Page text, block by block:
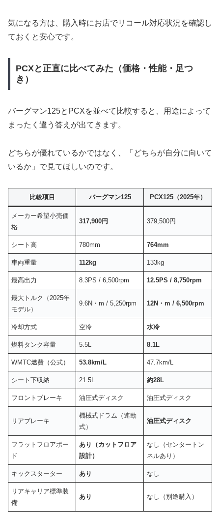
気になる方は、購入時にお店でリコール対応状況を確認し
ておくと安心です。
PCXと正直に比べてみた（価格・性能・足つ
き）
バーグマン125とPCXを並べて比較すると、用途によって
まったく違う答えが出てきます。
どちらが優れているかではなく、「どちらが自分に向いて
いるか」で見てほしいのです。
比較項目 バーグマン125 PCX125（2025年）
メーカー希望小売価
格
317,900円 379,500円
シート高 780mm 764mm
車両重量 112kg 133kg
最高出力 8.3PS / 6,500rpm 12.5PS / 8,750rpm
最大トルク（2025年
モデル）
9.6N・m / 5,250rpm 12N・m / 6,500rpm
冷却方式 空冷 水冷
燃料タンク容量 5.5L 8.1L
WMTC燃費（公式） 53.8km/L 47.7km/L
シート下収納 21.5L 約28L
フロントブレーキ 油圧式ディスク 油圧式ディスク
リアブレーキ
機械式ドラム（連動
式）
油圧式ディスク
フラットフロアボー
ド
あり（カットフロア
設計）
なし（センタートン
ネルあり）
キックスターター あり なし
リアキャリア標準装
備
あり なし（別途購入）